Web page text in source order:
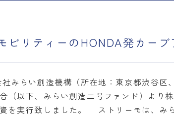
ビリティーのHONDA発カー
みらい創造機構（所在地：東京都渋谷区
（以下、みらい創造二号ファンド）より
を実行致しました。 ストリーモは、み